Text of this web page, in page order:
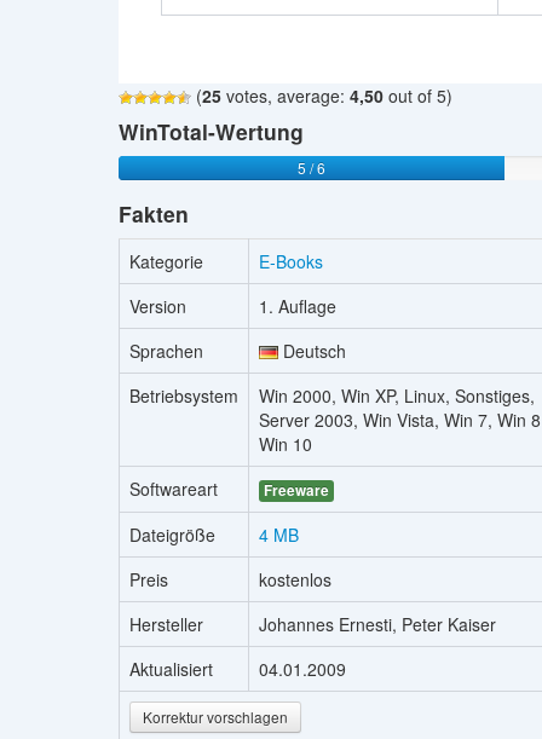
(25votes, average: 4,50out of 5)
WinTotal-Wertung
5 / 6
Fakten
Kategorie
E-Books
Version
1. Auflage
Sprachen
Deutsch
Betriebsystem
Win 2000, Win XP, Linux, Sonstiges,
Server 2003, Win Vista, Win 7, Win
Win 10
Softwareart
Freeware
Dateigröße
4 MB
Preis
kostenlos
Hersteller
Johannes Ernesti, Peter Kaiser
Aktualisiert
04.01.2009
Korrektur vorschlagen